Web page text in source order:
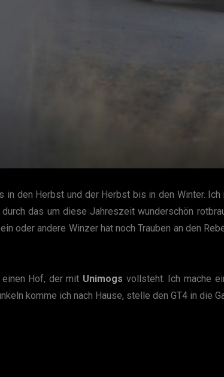
in den Herbst und der Herbst bis in den Winter.
das um diese Jahreszeit wunderschön
oder andere Winzer hat noch Trauben an den
Hof, der mit Unimogs vollsteht. Ich mache
komme ich nach Hause, stelle den GT4 in die